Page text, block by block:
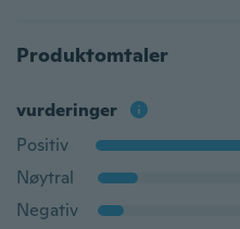
Produktomtaler
vurderinger
Positiv
Nøytral
Negativ